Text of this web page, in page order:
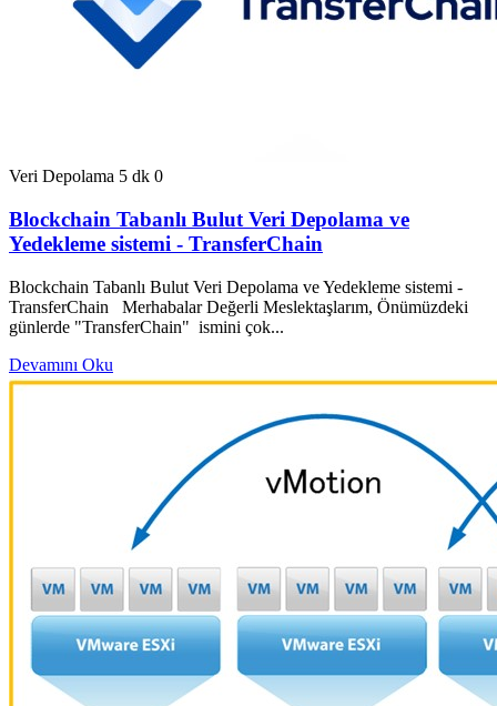
Veri Depolama 5 dk 0
Blockchain Tabanlı Bulut Veri Depolama ve
Yedekleme sistemi - TransferChain
Blockchain Tabanlı Bulut Veri Depolama ve Yedekleme sistemi -
TransferChain Merhabalar Değerli Meslektaşlarım, Önümüzdeki
günlerde "TransferChain" ismini çok...
Devamını Oku